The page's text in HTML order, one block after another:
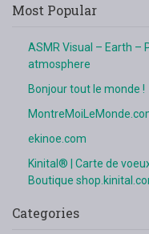
Most Popular
ASMR Visual – Earth –
atmosphere
Bonjour tout le monde !
ekinoe.com
Kinital® | Carte de
Boutique
Categories